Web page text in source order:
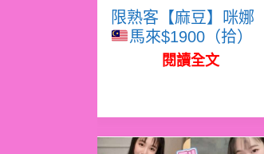
限熟客【麻豆】咪娜
馬來$1900（拾）
閱讀全文